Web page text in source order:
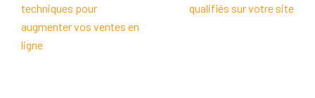
techniques pour
augmenter vos ventes en
ligne
qualifiés sur votre site